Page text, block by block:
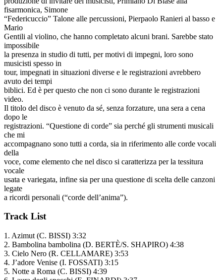
fisarmonica, Simone
“Federicuccio” Talone alle percussioni, Pierpaolo Ranieri al basso e
Mario
Gentili al violino, che hanno completato alcuni brani. Sarebbe stato
impossibile
la presenza in studio di tutti, per motivi di impegni, loro sono
musicisti spesso in
tour, impegnati in situazioni diverse e le registrazioni avrebbero
avuto dei tempi
biblici. Ed è per questo che non ci sono durante le registrazioni
video.
Il titolo del disco è venuto da sé, senza forzature, una sera a cena
dopo le
registrazioni. “Questione di corde” sia perché gli strumenti musicali
che mi
accompagnano sono tutti a corda, sia in riferimento alle corde vocali
della
voce, come elemento che nel disco si caratterizza per la tessitura
vocale
usata e variegata, infine sia per una questione di scelta delle canzoni
legate
a ricordi personali (“corde dell’anima”).
Track List
1. Azimut (C. BISSI) 3:32
2. Bambolina bambolina (D. BERTÈ/S. SHAPIRO) 4:38
3. Cielo Nero (R. CELLAMARE) 3:53
4. J’adore Venise (I. FOSSATI) 3:15
5. Notte a Roma (C. BISSI) 4:39